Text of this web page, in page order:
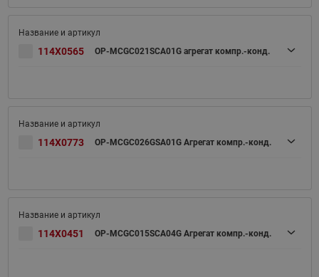
114X0565 OP-MCGC021SCA01G агрегат компр.-конд.
114X0773 OP-MCGC026GSA01G Агрегат компр.-конд.
114X0451 OP-MCGC015SCA04G Агрегат компр.-конд.